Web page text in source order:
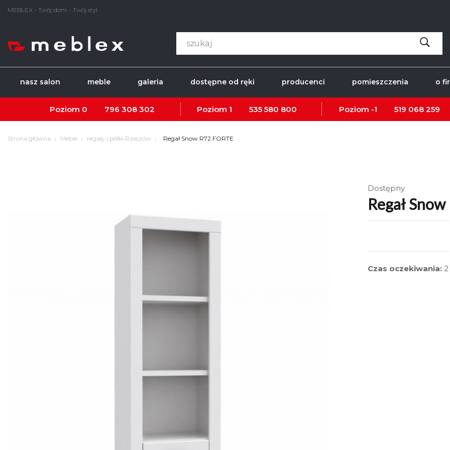
MEBLEX - Twój dom - Twój styl
nasz salon meble galeria dostępne od ręki producenci pomieszczenia o
Poziom 0 796 308 302 Poziom 1 535 580 800 Poziom -1 519 068 259
Strona główna Meble regały i półki Rzeszów Regał Snow R72 FORTE
Dostępny
Regał
Czas oczekiwania: 2